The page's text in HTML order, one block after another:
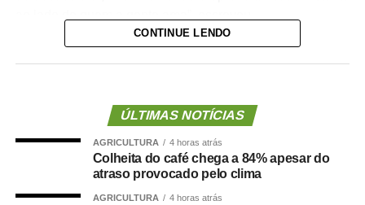
“Matavilhosaaaaa”, escreveu Grazi Massafera.
Confira fotos abaixo:
CONTINUE LENDO
ÚLTIMAS NOTÍCIAS
AGRICULTURA 4 horas atrás
Colheita do café chega a 84% apesar do
atraso provocado pelo clima
AGRICULTURA 4 horas atrás